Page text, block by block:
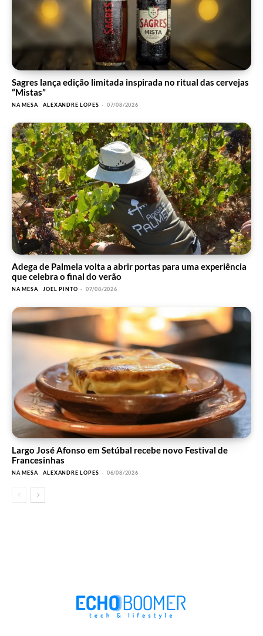
Sagres lança edição limitada inspirada no ritual das cervejas
“Mistas”
NA MESA ALEXANDRE LOPES - 07/08/2026
Adega de Palmela volta a abrir portas para uma experiência
que celebra o final do verão
NA MESA JOEL PINTO - 07/08/2026
Largo José Afonso em Setúbal recebe novo Festival de
Francesinhas
NA MESA ALEXANDRE LOPES - 06/08/2026